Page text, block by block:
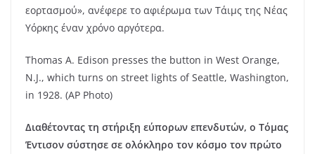
εορτασμού», ανέφερε το αφιέρωμα των Τάιμς της Νέας
Υόρκης έναν χρόνο αργότερα.
Thomas A. Edison presses the button in West Orange,
N.J., which turns on street lights of Seattle, Washington,
in 1928. (AP Photo)
Διαθέτοντας τη στήριξη εύπορων επενδυτών, ο Τόμας
Έντισον σύστησε σε ολόκληρο τον κόσμο τον πρώτο